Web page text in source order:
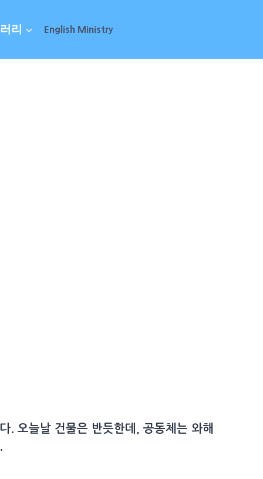
리 English Ministry
. 오늘날 건물은 반듯한데, 공동체는 와해